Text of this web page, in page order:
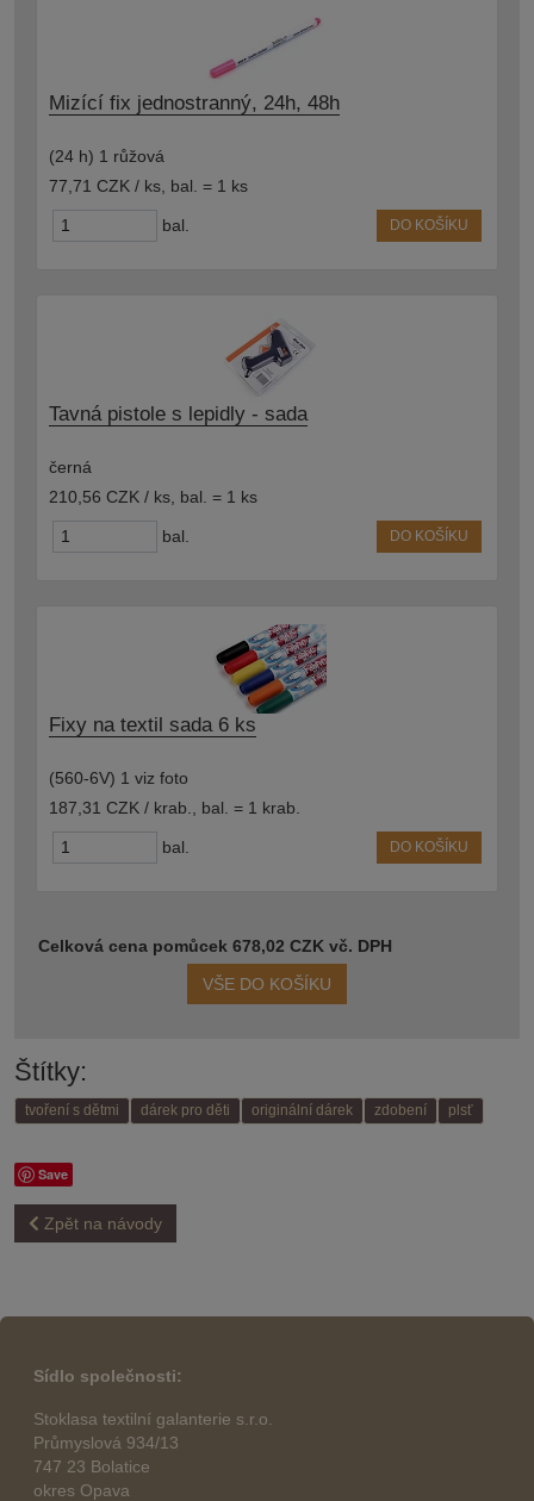
Mizící fix jednostranný, 24h, 48h
(24 h) 1 růžová
77,71 CZK / ks bal. = 1 ks
bal. DO KOŠÍKU
Tavná pistole s lepidly - sada
černá
210,56 CZK / ks bal. = 1 ks
bal. DO KOŠÍKU
Fixy na textil sada 6 ks
(560-6V) 1 viz foto
187,31 CZK / krab.
bal. = 1 krab.
bal. DO KOŠÍKU
Celková cena pomůcek 678,02 CZK vč. DPH
VŠE DO KOŠÍKU
Štítky:
tvoření s dětmi dárek pro děti originální dárek zdobení plsť
Save
Zpět na návody
Sídlo společnosti:
Stoklasa textilní galanterie s.r.o.
Průmyslová 934/13
747 23 Bolatice
okres Opava